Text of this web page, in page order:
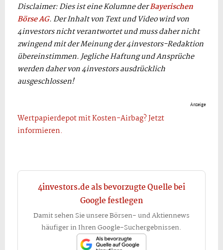
Disclaimer: Dies ist eine Kolumne derBayerischen
Börse AG. Der Inhalt von Text und Video wird von
4investors nicht verantwortet und muss daher nicht
zwingend mit der Meinung der 4investors-Redaktion
übereinstimmen. Jegliche Haftung und Ansprüche
werden daher von 4investors ausdrücklich
ausgeschlossen!
Anzeige
Wertpapierdepot mit Kosten-Airbag? Jetzt
informieren.
4investors.de als bevorzugte Quelle bei
Google festlegen
Damit sehen Sie unsere Börsen- und Aktiennews
häufiger in Ihren Google-Suchergebnissen.